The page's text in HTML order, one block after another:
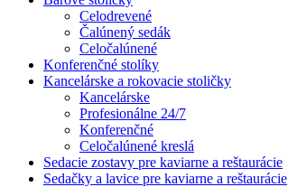
Celodrevené
Čalúnený sedák
Celočalúnené
Konferenčné stolíky
Kancelárske a rokovacie stoličky
Kancelárske
Profesionálne 24/7
Konferenčné
Celočalúnené kreslá
Sedacie zostavy pre kaviarne a reštaurácie
Sedačky a lavice pre kaviarne a reštaurácie